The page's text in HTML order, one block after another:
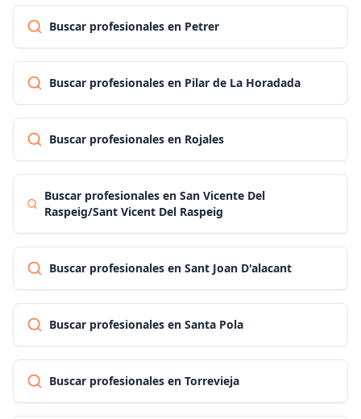
Buscar profesionales en Petrer
Buscar profesionales en Pilar de La Horadada
Buscar profesionales en Rojales
Buscar profesionales en San Vicente Del
Raspeig/Sant Vicent Del Raspeig
Buscar profesionales en Sant Joan D'alacant
Buscar profesionales en Santa Pola
Buscar profesionales en Torrevieja